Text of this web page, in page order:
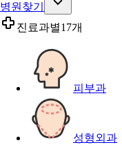
병원찾기
진료과별17개
피부과
성형외과